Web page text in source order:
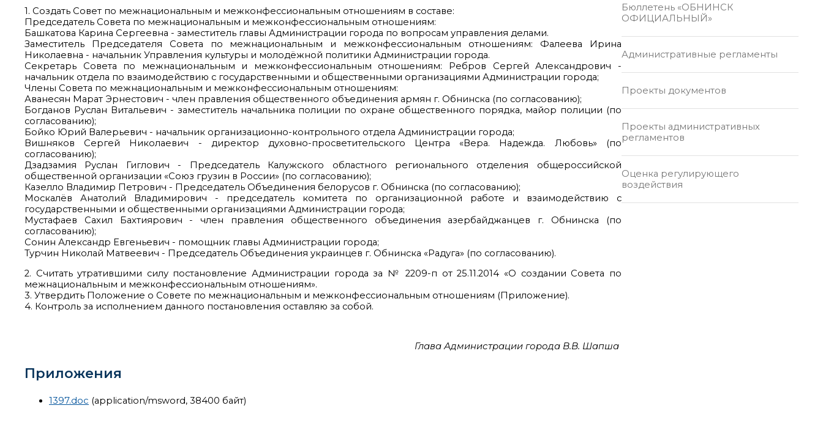
1. Создать Совет по межнациональным и межконфессиональным отношениям в составе:
Председатель Совета по межнациональным и межконфессиональным отношениям:
Башкатова Карина Сергеевна - заместитель главы Администрации города по вопросам управления делами.
Заместитель Председателя Совета по межнациональным и межконфессиональным отношениям: Фалеева Ирина
Николаевна - начальник Управления культуры и молодёжной политики Администрации города.
Секретарь Совета по межнациональным и межконфессиональным отношениям: Ребров Сергей Александрович -
начальник отдела по взаимодействию с государственными и общественными организациями Администрации города;
Члены Совета по межнациональным и межконфессиональным отношениям:
Аванесян Марат Эрнестович - член правления общественного объединения армян г. Обнинска (по согласованию);
Богданов Руслан Витальевич - заместитель начальника полиции по охране общественного порядка, майор полиции (по
согласованию);
Бойко Юрий Валерьевич - начальник организационно-контрольного отдела Администрации города;
Вишняков Сергей Николаевич - директор духовно-просветительского Центра «Вера. Надежда. Любовь» (по
согласованию);
Дзадзамия Руслан Гиглович - Председатель Калужского областного регионального отделения общероссийской
общественной организации «Союз грузин в России» (по согласованию);
Казелло Владимир Петрович - Председатель Объединения белорусов г. Обнинска (по согласованию);
Москалёв Анатолий Владимирович - председатель комитета по организационной работе и взаимодействию с
государственными и общественными организациями Администрации города;
Мустафаев Сахил Бахтиярович - член правления общественного объединения азербайджанцев г. Обнинска (по
согласованию);
Сонин Александр Евгеньевич - помощник главы Администрации города;
Турчин Николай Матвеевич - Председатель Объединения украинцев г. Обнинска «Радуга» (по согласованию).
2. Считать утратившими силу постановление Администрации города за № 2209-п от 25.11.2014 «О создании Совета по
межнациональным и межконфессиональным отношениям».
3. Утвердить Положение о Совете по межнациональным и межконфессиональным отношениям (Приложение).
4. Контроль за исполнением данного постановления оставляю за собой.
Глава Администрации города В.В. Шапша
Приложения
1397.doc (application/msword, 38400 байт)
Бюллетень «ОБНИНСК
ОФИЦИАЛЬНЫЙ»
Административные регламенты
Проекты документов
Проекты административных
регламентов
Оценка регулирующего
воздействия